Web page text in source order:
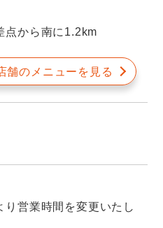
点から南に1.2km
舗のメニューを見る
り営業時間を変更いたし